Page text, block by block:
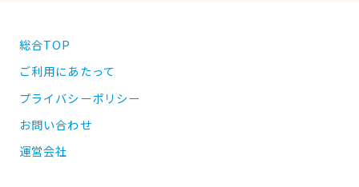
総合TOP
ご利用にあたって
プライバシーポリシー
お問い合わせ
運営会社